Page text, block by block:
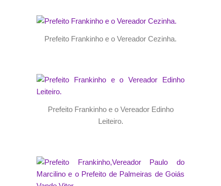
Prefeito Frankinho e o Vereador Cezinha.
Prefeito Frankinho e o Vereador Edinho
Leiteiro.